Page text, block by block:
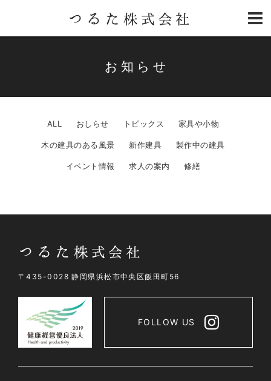
お知らせ
ALL おしらせ トピックス 家具や小物
木の建具のある風景 新作建具 製作中の建具
イベント情報 求人の案内 修繕
〒435-0028 静岡県浜松市中央区飯田町56
FOLLOW US